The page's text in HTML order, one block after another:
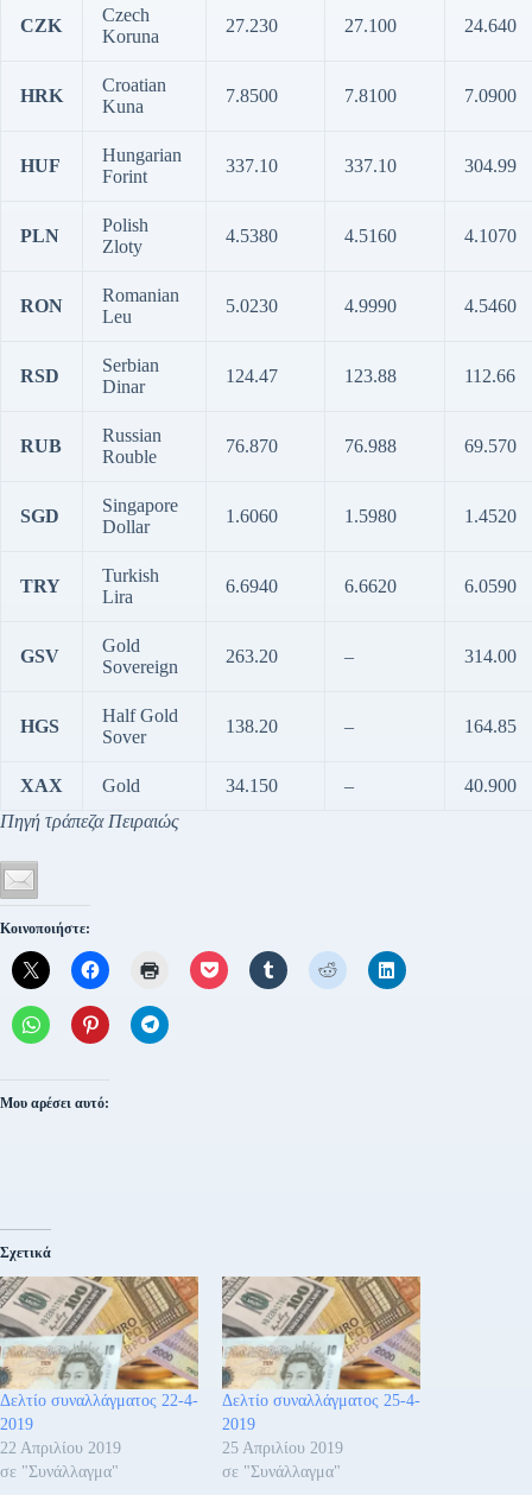
CZK
Czech
Koruna
27.230 27.100 24.640
HRK
Croatian
Kuna
7.8500 7.8100 7.0900
HUF
Hungarian
Forint
337.10 337.10 304.99
PLN
Polish
Zloty
4.5380 4.5160 4.1070
RON
Romanian
Leu
5.0230 4.9990 4.5460
RSD
Serbian
Dinar
124.47 123.88 112.66
RUB
Russian
Rouble
76.870 76.988 69.570
SGD
Singapore
Dollar
1.6060 1.5980 1.4520
TRY
Turkish
Lira
6.6940 6.6620 6.0590
GSV
Gold
Sovereign
263.20 – 314.00
HGS
Half Gold
Sover
138.20 – 164.85
XAX Gold 34.150 –
40.900
Πηγή τράπεζα Πειραιώς
Κοινοποιήστε:
Μου αρέσει αυτό:
Σχετικά
Δελτίο συναλλάγματος 22-4-
2019
22 Απριλίου 2019
σε "Συνάλλαγμα"
Δελτίο συναλλάγματος 25-4-
2019
25 Απριλίου 2019
σε "Συνάλλαγμα"